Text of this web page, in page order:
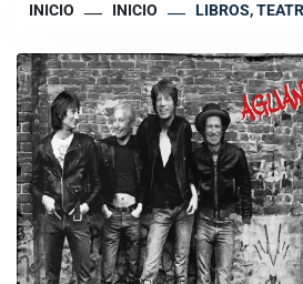
INICIO INICIO LIBROS,